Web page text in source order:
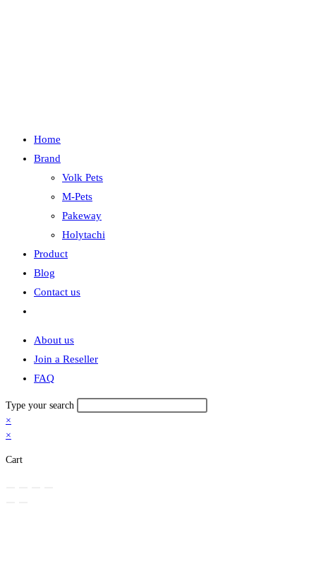
Home
Brand
Volk Pets
M-Pets
Pakeway
Holytachi
Product
Blog
Contact us
search
About us
Join a Reseller
FAQ
Type your search
×
×
Cart